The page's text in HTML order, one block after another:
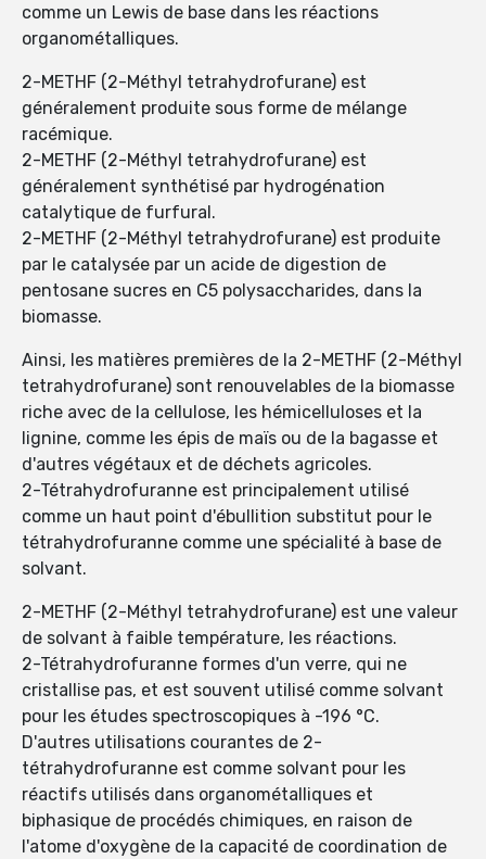
comme un Lewis de base dans les réactions
organométalliques.
2-METHF (2-Méthyl tetrahydrofurane) est
généralement produite sous forme de mélange
racémique.
2-METHF (2-Méthyl tetrahydrofurane) est
généralement synthétisé par hydrogénation
catalytique de furfural.
2-METHF (2-Méthyl tetrahydrofurane) est produite
par le catalysée par un acide de digestion de
pentosane sucres en C5 polysaccharides, dans la
biomasse.
Ainsi, les matières premières de la 2-METHF (2-Méthyl
tetrahydrofurane) sont renouvelables de la biomasse
riche avec de la cellulose, les hémicelluloses et la
lignine, comme les épis de maïs ou de la bagasse et
d'autres végétaux et de déchets agricoles.
2-Tétrahydrofuranne est principalement utilisé
comme un haut point d'ébullition substitut pour le
tétrahydrofuranne comme une spécialité à base de
solvant.
2-METHF (2-Méthyl tetrahydrofurane) est une valeur
de solvant à faible température, les réactions.
2-Tétrahydrofuranne formes d'un verre, qui ne
cristallise pas, et est souvent utilisé comme solvant
pour les études spectroscopiques à -196 °C.
D'autres utilisations courantes de 2-
tétrahydrofuranne est comme solvant pour les
réactifs utilisés dans organométalliques et
biphasique de procédés chimiques, en raison de
l'atome d'oxygène de la capacité de coordination de